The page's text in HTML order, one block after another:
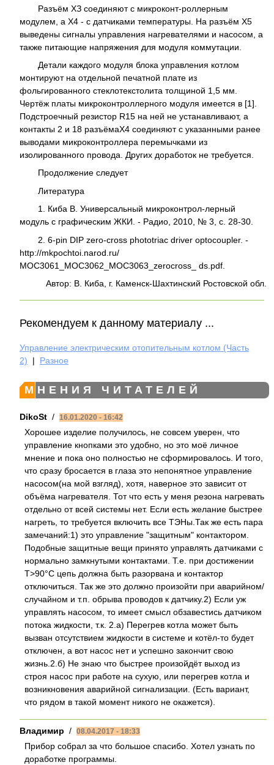
Разъём ХЗ соединяют с микроконт-роллерным
модулем, а Х4 - с датчиками температуры. На разъём Х5
выведены сигналы управления нагревателями и насосом, а
также питающие напряжения для модуля коммутации.
Детали каждого модуля блока управления котлом
монтируют на отдельной печатной плате из
фольгированного стеклотекстолита толщиной 1,5 мм.
Чертёж платы микроконтроллерного модуля имеется в [1].
Подстроечный резистор R15 на ней не устанавливают, а
контакты 2 и 18 разъёмаX4 соединяют с указанными ранее
выводами микроконтроллера перемычками из
изолированного провода. Других доработок не требуется.
Продолжение следует
Литература
1. Киба В. Универсальный микроконтрол-лерный
модуль с графическим ЖКИ. - Радио, 2010, № 3, с. 28-30.
2. 6-pin DIP zero-cross phototriac driver optocoupler. -
http://mkpochtoi.narod.ru/
MOC3061_MOC3062_MOC3063_zerocross_ ds.pdf.
Автор: В. Киба, г. Каменск-Шахтинский Ростовской обл.
Рекомендуем к данному материалу ...
Управление электрическим отопительным котлом (Часть
2)
| Разное
МНЕНИЯ ЧИТАТЕЛЕЙ
DikoSt / 16.01.2020 - 16:42
Хорошее изделие получилось, не совсем уверен, что
управление кнопками это удобно, но это моё личное
мнение и пока оно полностью не сформировалось. И того,
что сразу бросается в глаза это непонятное управление
насосом(на мой взгляд), хотя, наверное это зависит от
объёма нагревателя. Тот что есть у меня резона нагревать
отдельно от всей системы нет. Если есть желание быстрее
нагреть, то требуется включить все ТЭНы.Так же есть пара
замечаний:1) это управление "защитным" контактором.
Подобные защитные вещи принято управлять датчиками с
нормально замкнутыми контактами. Т.е. при достижении
Т>90°С цепь должна быть разорвана и контактор
отключиться. Так же это должно произойти при аварийном/
случайном и т.п. обрыва проводов к датчику.2) Если уж
управлять насосом, то имеет смысл обзавестись датчиком
потока жидкости, т.к. 2.а) Перегрев котла может быть
вызван отсутствием жидкости в системе и котёл-то будет
отключен, а вот насос нет и успешно закончит свою
жизнь.2.б) Не знаю что быстрее произойдёт выход из
строя насос при работе на сухую, или перегрев котла и
возникновения аварийной сигнализации. (Есть вариант,
что рядом в такой момент никого не окажется).
Владимир / 08.04.2017 - 18:33
Прибор собрал за что большое спасибо. Хотел узнать по
доработке программы.